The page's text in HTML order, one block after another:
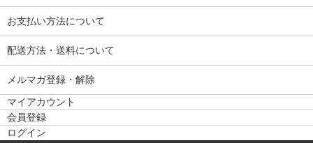
お支払い方法について
配送方法・送料について
メルマガ登録・解除
マイアカウント
会員登録
ログイン